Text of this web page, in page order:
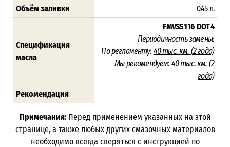
Объём заливки 0.45 л.
Спецификация
масла
FMVSS 116 DOT 4
Периодичность замены:
По регламенту: 40 тыс. км. (2 года)
Мы рекомендуем: 40 тыс. км. (2
года)
Рекомендация
Примечания: Перед применением указанных на этой
странице, а также любых других смазочных материалов
необходимо всегда сверяться с инструкцией по